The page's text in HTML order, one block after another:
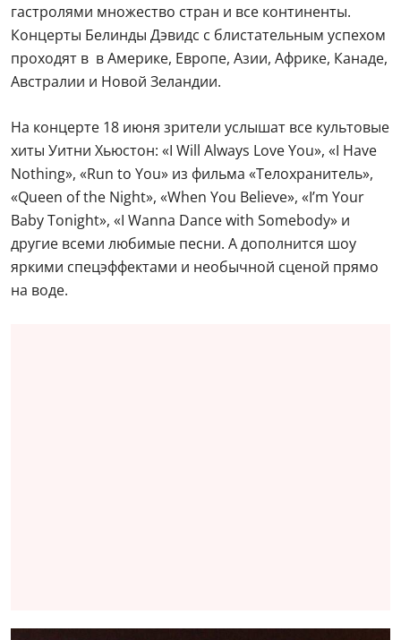
гастролями множество стран и все континенты.
Концерты Белинды Дэвидс с блистательным успехом
проходят в в Америке, Европе, Азии, Африке, Канаде,
Австралии и Новой Зеландии.
На концерте 18 июня зрители услышат все культовые
хиты Уитни Хьюстон: «I Will Always Love You», «I Have
Nothing», «Run to You» из фильма «Телохранитель»,
«Queen of the Night», «When You Believe», «I’m Your
Baby Tonight», «I Wanna Dance with Somebody» и
другие всеми любимые песни. А дополнится шоу
яркими спецэффектами и необычной сценой прямо
на воде.